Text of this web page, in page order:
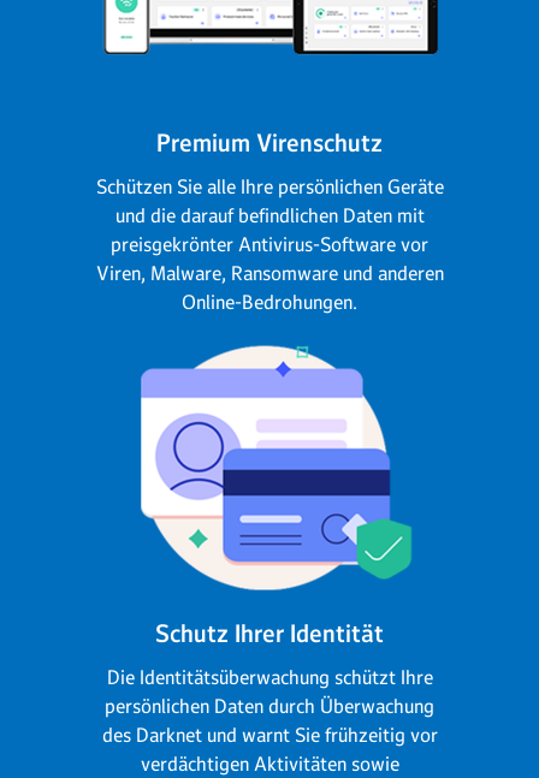
Premium Virenschutz
Schützen Sie alle Ihre persönlichen Geräte
und die darauf befindlichen Daten mit
preisgekrönter Antivirus-Software vor
Viren, Malware, Ransomware und anderen
Online-Bedrohungen.
Schutz Ihrer Identität
Die Identitätsüberwachung schützt Ihre
persönlichen Daten durch Überwachung
des Darknet und warnt Sie frühzeitig vor
verdächtigen Aktivitäten sowie